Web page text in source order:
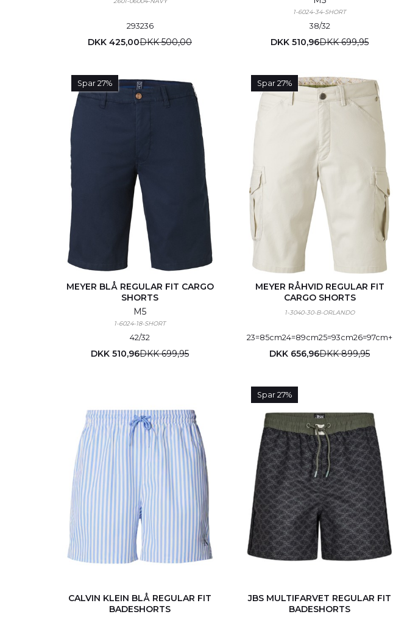
33/34 (0)
34/32 (5)
35/32 (0)
36/32
40/32 (5)
42/32 (8)
44/32 (5)
293236
DKK 425,00DKK 500,00
1-6024-34-SHORT
38/32
DKK 510,96DKK 699,95
Spar 27%
MEYER BLÅ REGULAR FIT CARGO
SHORTS
M5
1-6024-18-SHORT
42/32
DKK 510,96DKK 699,95
Spar 27%
MEYER RÅHVID REGULAR FIT
CARGO SHORTS
1-3040-30-B-ORLANDO
23=85cm24=89cm25=93cm26=97cm+
DKK 656,96DKK 899,95
CALVIN KLEIN BLÅ REGULAR FIT
BADESHORTS
Spar 27%
JBS MULTIFARVET REGULAR FIT
BADESHORTS